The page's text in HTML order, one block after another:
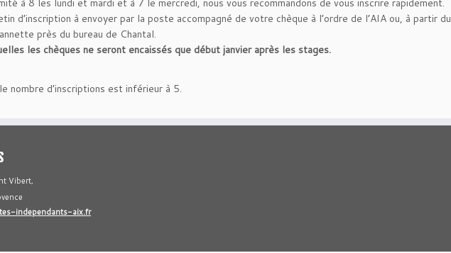
à 8 les lundi et mardi et à 7 le mercredi, nous vous recommandons de vous inscrire rapidement.
d’inscription à envoyer par la poste accompagné de votre chèque à l’ordre de l’AIA ou, à partir du
près du bureau de Chantal.
les chèques ne seront encaissés que début janvier après les stages.
nombre d’inscriptions est inférieur à 5.
Vibert,
independants-aix.fr